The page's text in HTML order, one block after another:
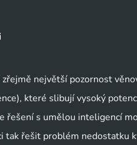
největší pozornost
které slibují vysoký
řešení s umělou inteligencí
tak řešit problém nedostatku